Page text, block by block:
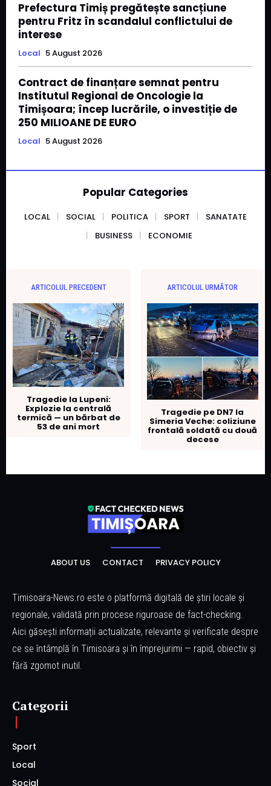
Prefectura Timiș pregătește sancțiune
pentru Fritz în scandalul conflictului de
interese
Local 5 August 2026
Contract de finanțare semnat pentru
Institutul Regional de Oncologie la
Timișoara; încep lucrările, o investiție de
250 MILIOANE DE EURO
Local 5 August 2026
Popular Categories
LOCAL SOCIAL POLITICA SPORT
SANATATE
BUSINESS
ECONOMIE
ARTICOLUL PRECEDENT
Tragedie la Lupeni:
Explozie la centrală
termică — un bărbat de
53 de ani mort
ARTICOLUL URMĂTOR
Tragedie pe DN7 la
Simeria Veche: coliziune
frontală soldată cu două
decese
ABOUT US CONTACT PRIVACY POLICY
Timisoara-News.ro este o platformă digitală de știri locale și
regionale, validată prin procese riguroase de fact-checking.
Aici găsești informații actualizate, relevante și verificate despre
ce se întâmplă în Timisoara și în împrejurimi — rapid, obiectiv și
fără zgomot inutil.
Categorii
Sport
Local
Social